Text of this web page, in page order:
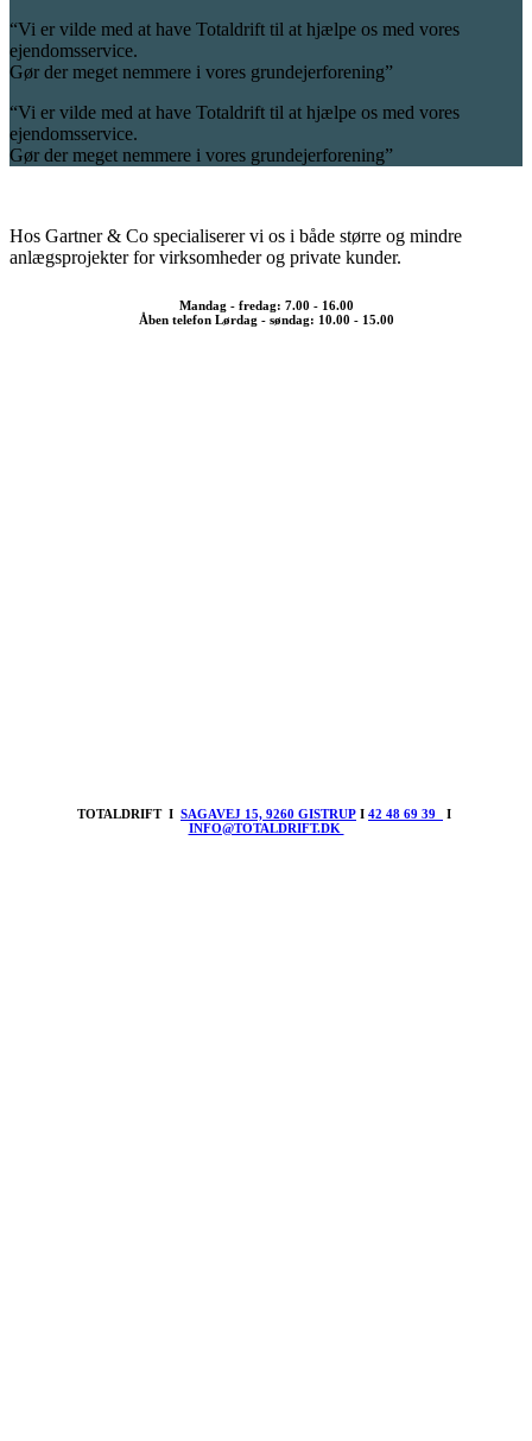
“Vi er vilde med at have Totaldrift til at hjælpe os med vores
ejendomsservice.
Gør der meget nemmere i vores grundejerforening”
“Vi er vilde med at have Totaldrift til at hjælpe os med vores
ejendomsservice.
Gør der meget nemmere i vores grundejerforening”
Hos Gartner & Co specialiserer vi os i både større og mindre
anlægsprojekter for virksomheder og private kunder.
Mandag - fredag: 7.00 - 16.00
Åben telefon Lørdag - søndag: 10.00 - 15.00
TOTALDRIFT I SAGAVEJ 15, 9260 GISTRUP I 42 48 69 39
I
INFO@TOTALDRIFT.DK